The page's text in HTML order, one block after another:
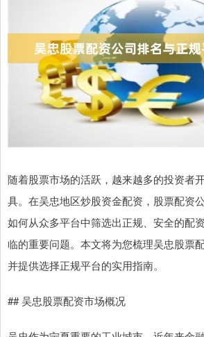
随着股票市场的活跃，越来越多的投资者
具。在吴忠地区炒股资金配资，股票配资
如何从众多平台中筛选出正规、安全的配
临的重要问题。本文将为您梳理吴忠股票
并提供选择正规平台的实用指南。
## 吴忠股票配资市场概况